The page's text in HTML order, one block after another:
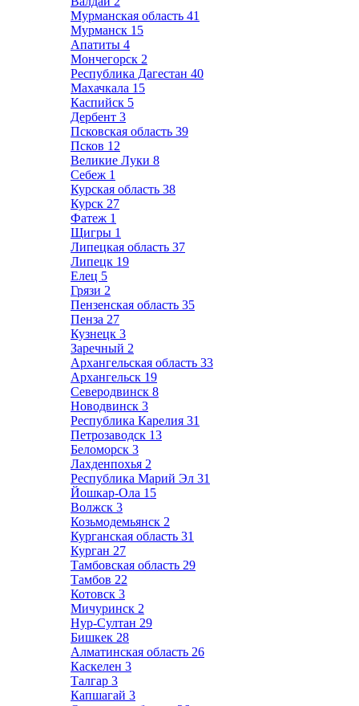
Мурманская область 41
Мурманск 15
Апатиты 4
Мончегорск 2
Республика Дагестан 40
Махачкала 15
Каспийск 5
Дербент 3
Псковская область 39
Псков 12
Великие Луки 8
Себеж 1
Курская область 38
Курск 27
Фатеж 1
Щигры 1
Липецкая область 37
Липецк 19
Елец 5
Грязи 2
Пензенская область 35
Пенза 27
Кузнецк 3
Заречный 2
Архангельская область 33
Архангельск 19
Северодвинск 8
Новодвинск 3
Республика Карелия 31
Петрозаводск 13
Беломорск 3
Лахденпохья 2
Республика Марий Эл 31
Йошкар-Ола 15
Волжск 3
Козьмодемьянск 2
Курганская область 31
Курган 27
Тамбовская область 29
Тамбов 22
Котовск 3
Мичуринск 2
Нур-Султан 29
Бишкек 28
Алматинская область 26
Каскелен 3
Талгар 3
Капшагай 3